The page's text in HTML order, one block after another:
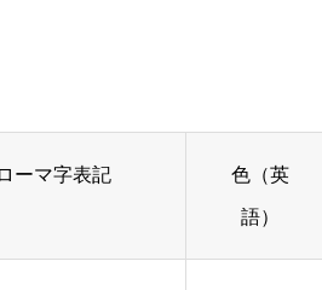
ローマ字表記 色（英
語）